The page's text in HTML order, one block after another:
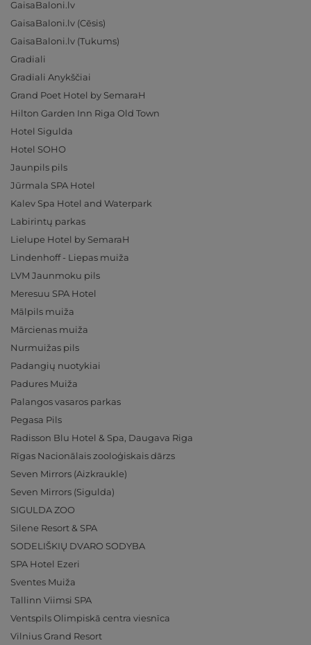
GaisaBaloni.lv
GaisaBaloni.lv (Cēsis)
GaisaBaloni.lv (Tukums)
Gradiali
Gradiali Anykščiai
Grand Poet Hotel by SemaraH
Hilton Garden Inn Riga Old Town
Hotel Sigulda
Hotel SOHO
Jaunpils pils
Jūrmala SPA Hotel
Kalev Spa Hotel and Waterpark
Labirintų parkas
Lielupe Hotel by SemaraH
Lindenhoff - Liepas muiža
LVM Jaunmoku pils
Meresuu SPA Hotel
Mālpils muiža
Mārcienas muiža
Nurmuižas pils
Padangių nuotykiai
Padures Muiža
Palangos vasaros parkas
Pegasa Pils
Radisson Blu Hotel & Spa, Daugava Riga
Rīgas Nacionālais zooloģiskais dārzs
Seven Mirrors (Aizkraukle)
Seven Mirrors (Sigulda)
SIGULDA ZOO
Silene Resort & SPA
SODELIŠKIŲ DVARO SODYBA
SPA Hotel Ezeri
Sventes Muiža
Tallinn Viimsi SPA
Ventspils Olimpiskā centra viesnīca
Vilnius Grand Resort